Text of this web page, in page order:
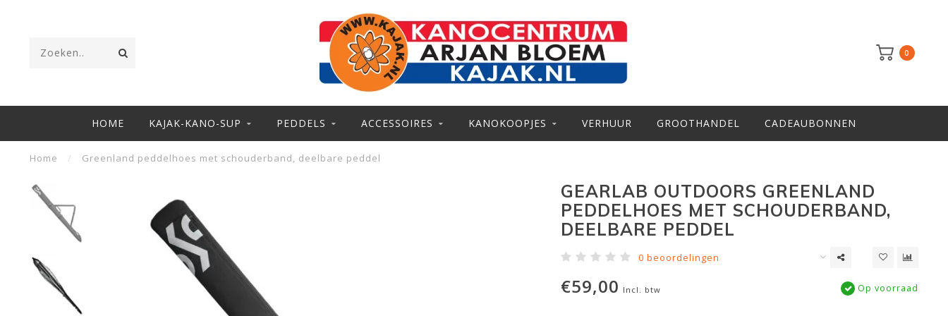
0
HOME KAJAK-KANO-SUP PEDDELS ACCESSOIRES KANOKOOPJES VERHUUR GROOTHANDEL CADEAUBONNEN
Home / Greenland peddelhoes met schouderband, deelbare peddel
GEARLAB OUTDOORS GREENLAND
PEDDELHOES MET SCHOUDERBAND,
DEELBARE PEDDEL
0 beoordelingen
€59,00 Incl. btw Op voorraad